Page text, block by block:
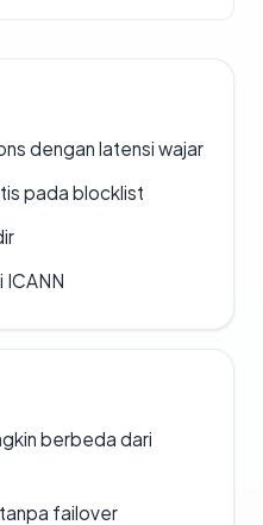
dengan latensi wajar
pada blocklist
berbeda dari
failover